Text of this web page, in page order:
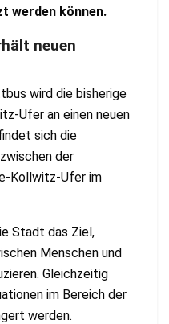
werden können.
neuen
wird die bisherige
Ufer an einen neuen
sich die
der
Kollwitz-Ufer im
Stadt das Ziel,
Menschen und
Gleichzeitig
im Bereich der
werden.